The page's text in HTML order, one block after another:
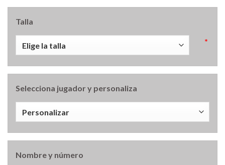
Talla
*
Selecciona jugador y personaliza
Nombre y número